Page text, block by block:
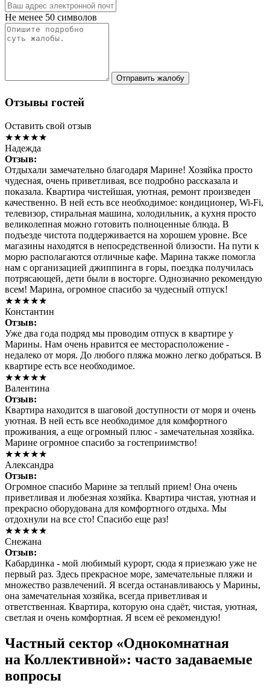
Не менее 50 символов
Отправить жалобу
Отзывы гостей
Оставить свой отзыв
★★★★★
Надежда
Отзыв:
Отдыхали замечательно благодаря Марине! Хозяйка просто
чудесная, очень приветливая, все подробно рассказала и
показала. Квартира чистейшая, уютная, ремонт произведен
качественно. В ней есть все необходимое: кондиционер, Wi-Fi,
телевизор, стиральная машина, холодильник, а кухня просто
великолепная можно готовить полноценные блюда. В
подъезде чистота поддерживается на хорошем уровне. Все
магазины находятся в непосредственной близости. На пути к
морю располагаются отличные кафе. Марина также помогла
нам с организацией джиппинга в горы, поездка получилась
потрясающей, дети были в восторге. Однозначно рекомендую
всем! Марина, огромное спасибо за чудесный отпуск!
★★★★★
Константин
Отзыв:
Уже два года подряд мы проводим отпуск в квартире у
Марины. Нам очень нравится ее месторасположение -
недалеко от моря. До любого пляжа можно легко добраться. В
квартире есть все необходимое.
★★★★★
Валентина
Отзыв:
Квартира находится в шаговой доступности от моря и очень
уютная. В ней есть все необходимое для комфортного
проживания, а еще огромный плюс - замечательная хозяйка.
Марине огромное спасибо за гостеприимство!
★★★★★
Александра
Отзыв:
Огромное спасибо Марине за теплый прием! Она очень
приветливая и любезная хозяйка. Квартира чистая, уютная и
прекрасно оборудована для комфортного отдыха. Мы
отдохнули на все сто! Спасибо еще раз!
★★★★★
Снежана
Отзыв:
Кабардинка - мой любимый курорт, сюда я приезжаю уже не
первый раз. Здесь прекрасное море, замечательные пляжи и
множество развлечений. Я всегда останавливаюсь у Марины,
она замечательная хозяйка, всегда приветливая и
ответственная. Квартира, которую она сдаёт, чистая, уютная,
светлая и очень комфортная. Я всем её рекомендую!
Частный сектор «Однокомнатная
на Коллективной»: часто задаваемые
вопросы